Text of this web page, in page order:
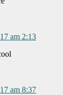
am 2:13
am 8:37